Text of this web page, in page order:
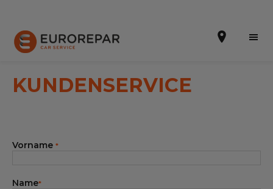
Online-Kostenvoranschlag
Die Marke
KUNDENSERVICE
Vorname *
Name*